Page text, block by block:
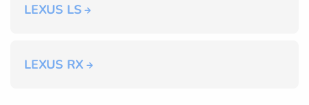
LEXUS LS
LEXUS RX